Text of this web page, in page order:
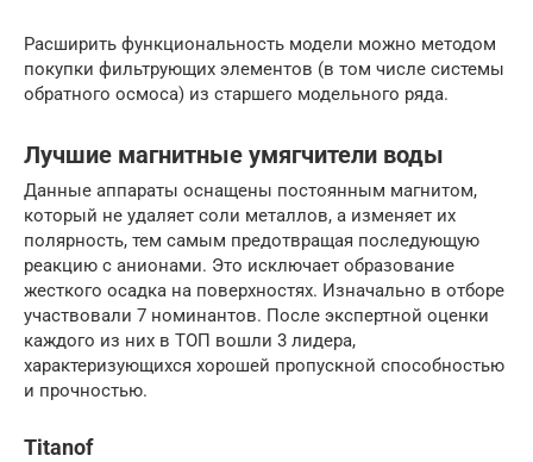
Расширить функциональность модели можно методом
покупки фильтрующих элементов (в том числе системы
обратного осмоса) из старшего модельного ряда.
Лучшие магнитные умягчители воды
Данные аппараты оснащены постоянным магнитом,
который не удаляет соли металлов, а изменяет их
полярность, тем самым предотвращая последующую
реакцию с анионами. Это исключает образование
жесткого осадка на поверхностях. Изначально в отборе
участвовали 7 номинантов. После экспертной оценки
каждого из них в ТОП вошли 3 лидера,
характеризующихся хорошей пропускной способностью
и прочностью.
Titanof